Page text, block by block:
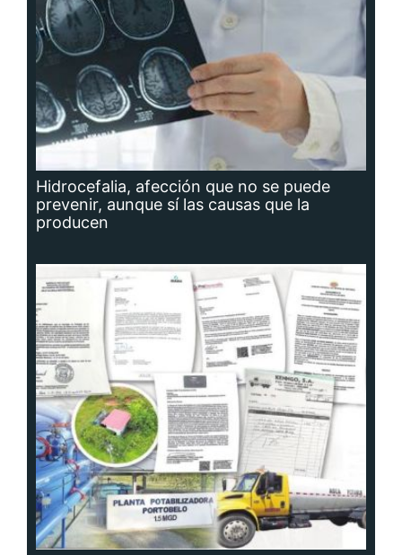
Hidrocefalia, afección que no se puede
prevenir, aunque sí las causas que la
producen